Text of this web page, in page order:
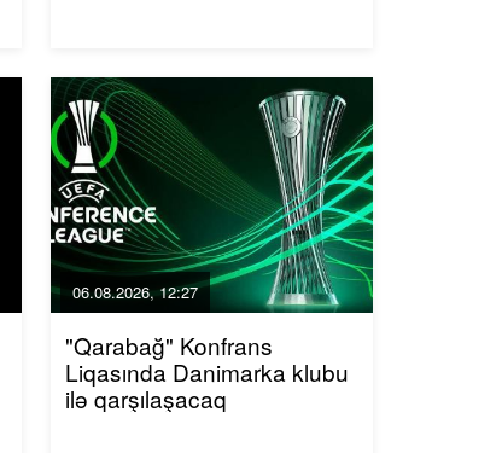
06.08.2026, 12:27
"Qarabağ" Konfrans
Liqasında Danimarka klubu
ilə qarşılaşacaq